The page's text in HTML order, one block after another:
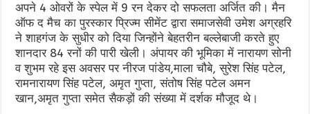
अपने 4 ओवरों के स्पेल में 9 रन देकर दो सफलता अर्जित की। मैन
ऑफ द मैच का पुरस्कार प्रिज्म सीमेंट द्वारा समाजसेवी उमेश अग्रहरि
ने शाहगंज के सुधीर को दिया जिन्होंने बेहतरीन बल्लेबाजी करते हुए
शानदार 84 रनों की पारी खेली। अंपायर की भूमिका में नारायण सोनी
व शुभम रहे इस अवसर पर नीरज पांडेय,माला चौबे, सुरेश सिंह पटेल,
रामनारायण सिंह पटेल, अमृत गुप्ता, संतोष सिंह पटेल अमन
खान,अमृत गुप्ता समेत सैकड़ों की संख्या में दर्शक मौजूद थे।